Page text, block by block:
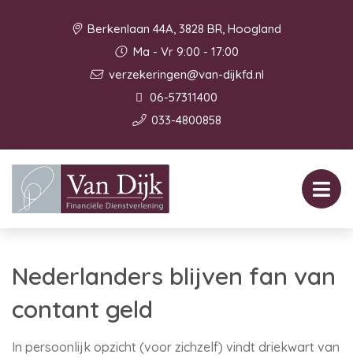
Berkenlaan 44A, 3828 BR, Hoogland
Ma - Vr 9:00 - 17:00
verzekeringen@van-dijkfd.nl
06-57311400
033-4800858
Nederlanders blijven fan van
contant geld
In persoonlijk opzicht (voor zichzelf) vindt driekwart van